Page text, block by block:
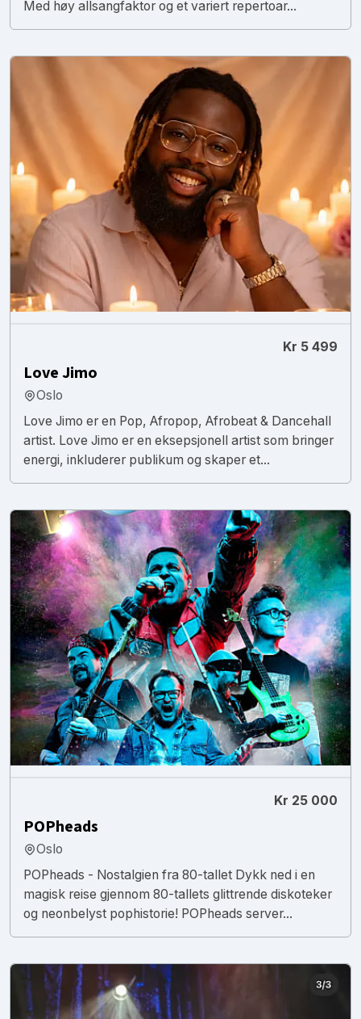
Med høy allsangfaktor og et variert repertoar...
Kr 5 499
Love Jimo
Oslo
Love Jimo er en Pop, Afropop, Afrobeat & Dancehall
artist. Love Jimo er en eksepsjonell artist som bringer
energi, inkluderer publikum og skaper et...
Kr 25 000
POPheads
Oslo
POPheads - Nostalgien fra 80-tallet Dykk ned i en
magisk reise gjennom 80-tallets glittrende diskoteker
og neonbelyst pophistorie! POPheads server...